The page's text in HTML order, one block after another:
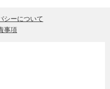
シーについて
事項